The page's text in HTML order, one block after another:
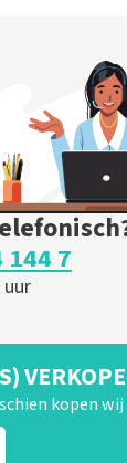
7
uur
kopen wij